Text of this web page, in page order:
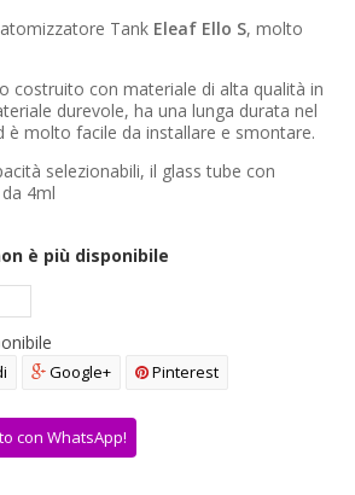
Tank Eleaf Ello S, molto
costruito con materiale di alta qualità in
durevole, ha una lunga durata nel
è molto facile da installare e smontare.
selezionabili, il glass tube con
4ml
è più disponibile
Google+ Pinterest
con WhatsApp!